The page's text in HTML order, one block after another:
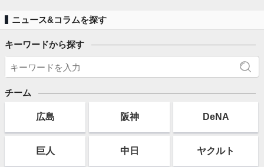
ニュース&コラムを探す
キーワードから探す
チーム
広島 阪神 DeNA
巨人 中日 ヤクルト